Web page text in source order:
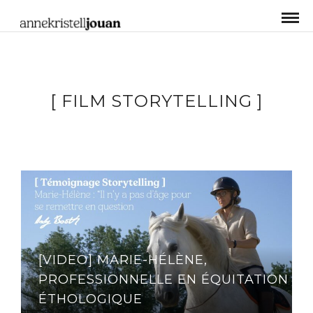
[ FILM STORYTELLING ]
[VIDEO] MARIE-HÉLÈNE,
PROFESSIONNELLE EN ÉQUITATION
ÉTHOLOGIQUE